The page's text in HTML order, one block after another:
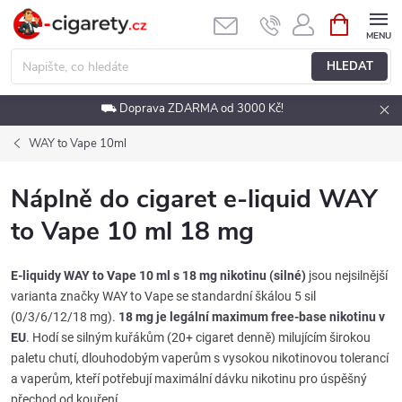
Přejít
obsah
HLEDAT
NÁKUPNÍ
KOŠÍK
⛟ Doprava ZDARMA od 3000 Kč!
WAY to Vape 10ml
Náplně do cigaret e-liquid WAY
to Vape 10 ml 18 mg
E-liquidy WAY to Vape 10 ml s 18 mg nikotinu (silné) jsou nejsilnější
varianta značky WAY to Vape se standardní škálou 5 sil
(0/3/6/12/18 mg). 18 mg je legální maximum free-base nikotinu v
EU. Hodí se silným kuřákům (20+ cigaret denně) milujícím širokou
paletu chutí, dlouhodobým vaperům s vysokou nikotinovou tolerancí
a vaperům, kteří potřebují maximální dávku nikotinu pro úspěšný